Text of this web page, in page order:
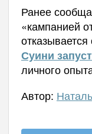
Ранее
«кампанией
Суини
личного
Автор: